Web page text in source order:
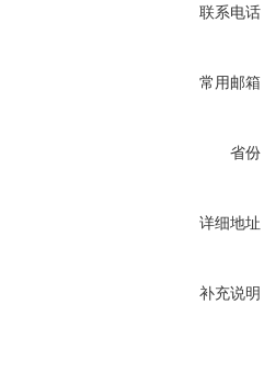
联系电话
常用邮箱
省份
详细地址
补充说明